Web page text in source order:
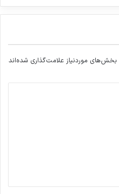
بخش‌های موردنیاز علامت‌گذاری شده‌اند